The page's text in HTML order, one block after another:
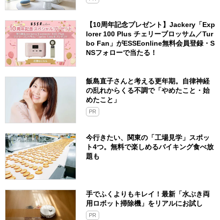
【10周年記念プレゼント】Jackery「Exp
lorer 100 Plus チェリーブロッサム／Tur
bo Fan」がESSEonline無料会員登録・S
NSフォローで当たる！
飯島直子さんと考える更年期。自律神経
の乱れからくる不調で「やめたこと・始
めたこと」
PR
今行きたい、関東の「工場見学」スポッ
ト4つ。無料で楽しめるバイキング食べ放
題も
手でふくよりもキレイ！最新「水ぶき両
用ロボット掃除機」をリアルにお試し
PR